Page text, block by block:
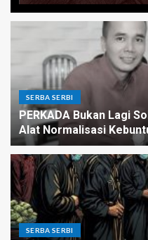
SERBA SERBI
PERKADA Bukan Lagi
Alat Normalisasi
SERBA SERBI